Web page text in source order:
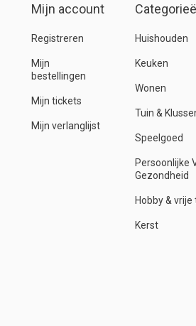
Mijn account
Registreren
Mijn
bestellingen
Mijn tickets
Mijn verlanglijst
Huishouden
Keuken
Wonen
Tuin &
Speelgoed
Persoonlijke
Gezondheid
Hobby & vrije
Kerst